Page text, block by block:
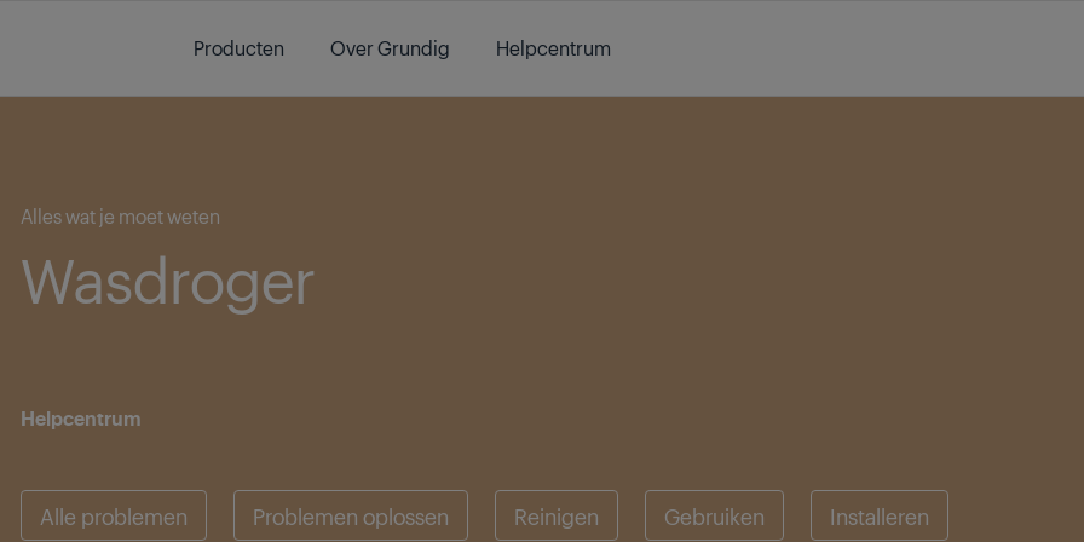
Producten
Over Grundig Helpcentrum
Alles wat je moet weten
Wasdroger
Helpcentrum
Alle problemen Problemen oplossen Reinigen Gebruiken Installeren